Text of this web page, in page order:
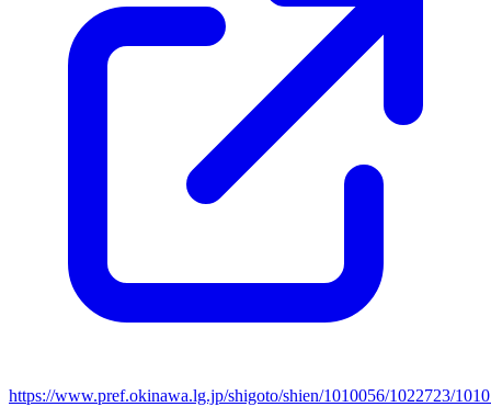
https://www.pref.okinawa.lg.jp/shigoto/shien/1010056/1022723/